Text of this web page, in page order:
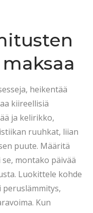
heikentää
kiireellisiä
ja kelirikko,
ruuhkat, liian
puute. Määritä
montako päivää
Luokittele kohde
Kun